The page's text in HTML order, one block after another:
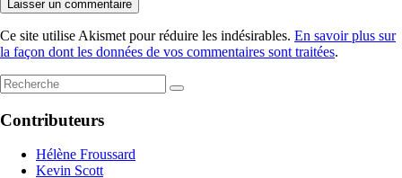
Ce site utilise Akismet pour réduire les indésirables. En savoir plus sur
la façon dont les données de vos commentaires sont traitées.
Contributeurs
Hélène Froussard
Kevin Scott